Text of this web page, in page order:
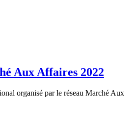
Aux Affaires 2022
organisé par le réseau Marché Aux